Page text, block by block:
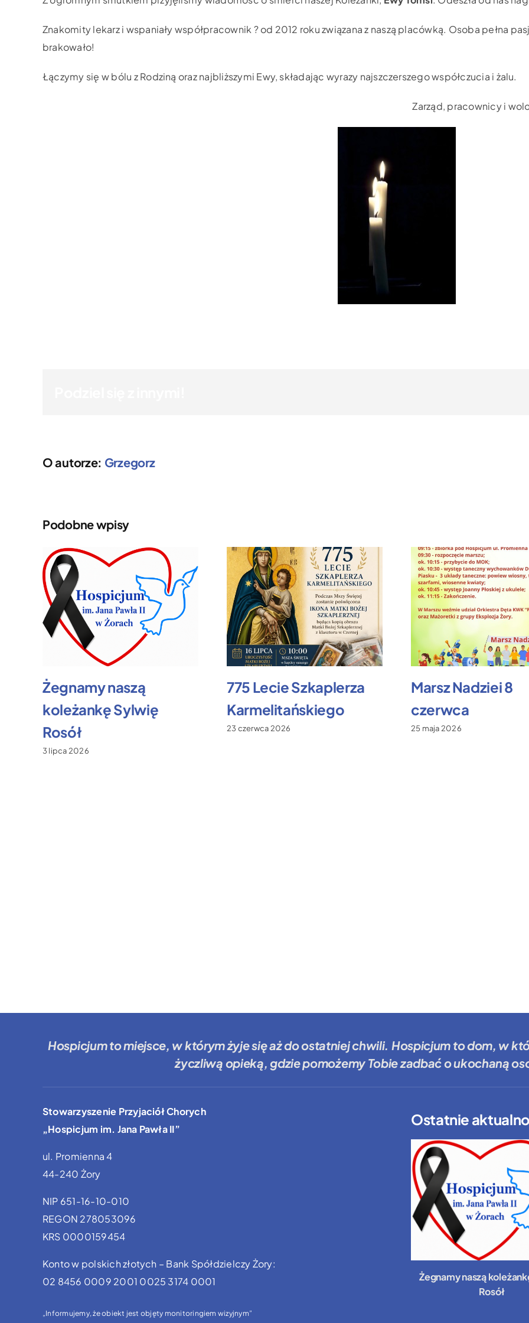
Znakomity lekarz i wspaniały współpracownik ? od 2012 roku związana z naszą placówką. Osoba pełna
brakowało!
Łączymy się w bólu z Rodziną oraz najbliższymi Ewy, składając wyrazy najszczerszego współczucia i żalu.
Zarząd, pracownicy i
O autorze: Grzegorz
Podobne wpisy
Żegnamy naszą
koleżankę Sylwię
Rosół
3 lipca 2026
775 Lecie Szkaplerza
Karmelitańskiego
23 czerwca 2026
Marsz Nadziei 8
czerwca
25 maja 2026
Hospicjum to miejsce, w którym żyje się aż do ostatniej chwili. Hospicjum to dom, w
życzliwą opieką, gdziepomożemy Tobiezadbać o ukochaną
Stowarzyszenie Przyjaciół Chorych
„Hospicjum im. Jana Pawła II”
ul. Promienna 4
44-240 Żory
NIP 651-16-10-010
REGON 278053096
KRS 0000159454
Konto w polskich złotych – Bank Spółdzielczy Żory:
02 8456 0009 2001 0025 3174 0001
„Informujemy, że obiekt jest objęty monitoringiem wizyjnym”
Ostatnie
Żegnamy naszą
Rosół